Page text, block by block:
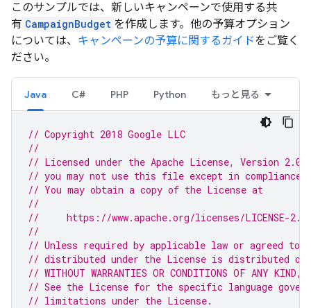
このサンプルでは、新しいキャンペーンで使用する共
有 CampaignBudget を作成します。他の予算オプション
については、 キャンペーンの予算に関するガイドをご覧く
ださい。
Java C# PHP Python もっと見る
// Copyright 2018 Google LLC
//
// Licensed under the Apache License, Version
// you may not use this file except in compliance
// You may obtain a copy of the License at
//
//     https://www.apache.org/licenses/LICENSE-2.0
//
// Unless required by applicable law or agreed to
// distributed under the License is distributed on
// WITHOUT WARRANTIES OR CONDITIONS OF ANY
// See the License for the specific language
// limitations under the License.